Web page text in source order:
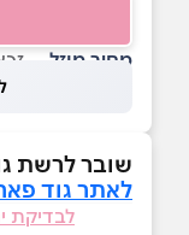
מחיר מוזל — זכאות עד 5
שובר לרשת גוד
לאתר גוד
לבדיקת